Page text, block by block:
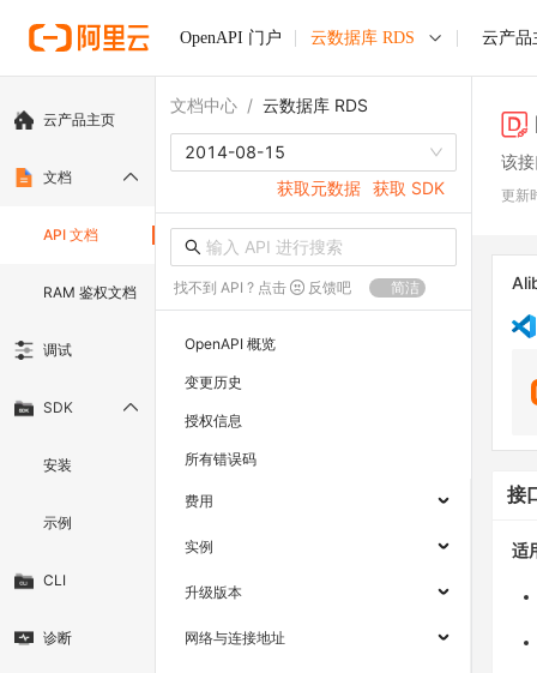
OpenAPI 门户 云数据库 RDS 云产品
云产品主页
文档
API 文档
RAM 鉴权文档
调试
SDK
安装
示例
CLI
诊断
文档中心 / 云数据库 RDS
2014-08-15
获取元数据 获取 SDK
找不到 API ? 点击 反馈吧 简洁
OpenAPI 概览
变更历史
授权信息
所有错误码
费用
实例
升级版本
网络与连接地址
该
更新
接
适